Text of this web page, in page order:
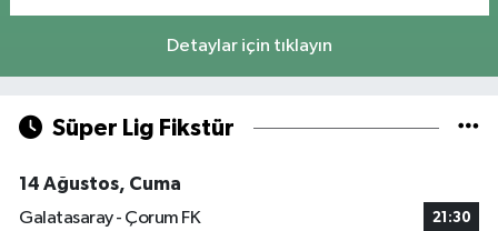
Detaylar için tıklayın
Süper Lig Fikstür
14 Ağustos, Cuma
Galatasaray - Çorum FK
21:30